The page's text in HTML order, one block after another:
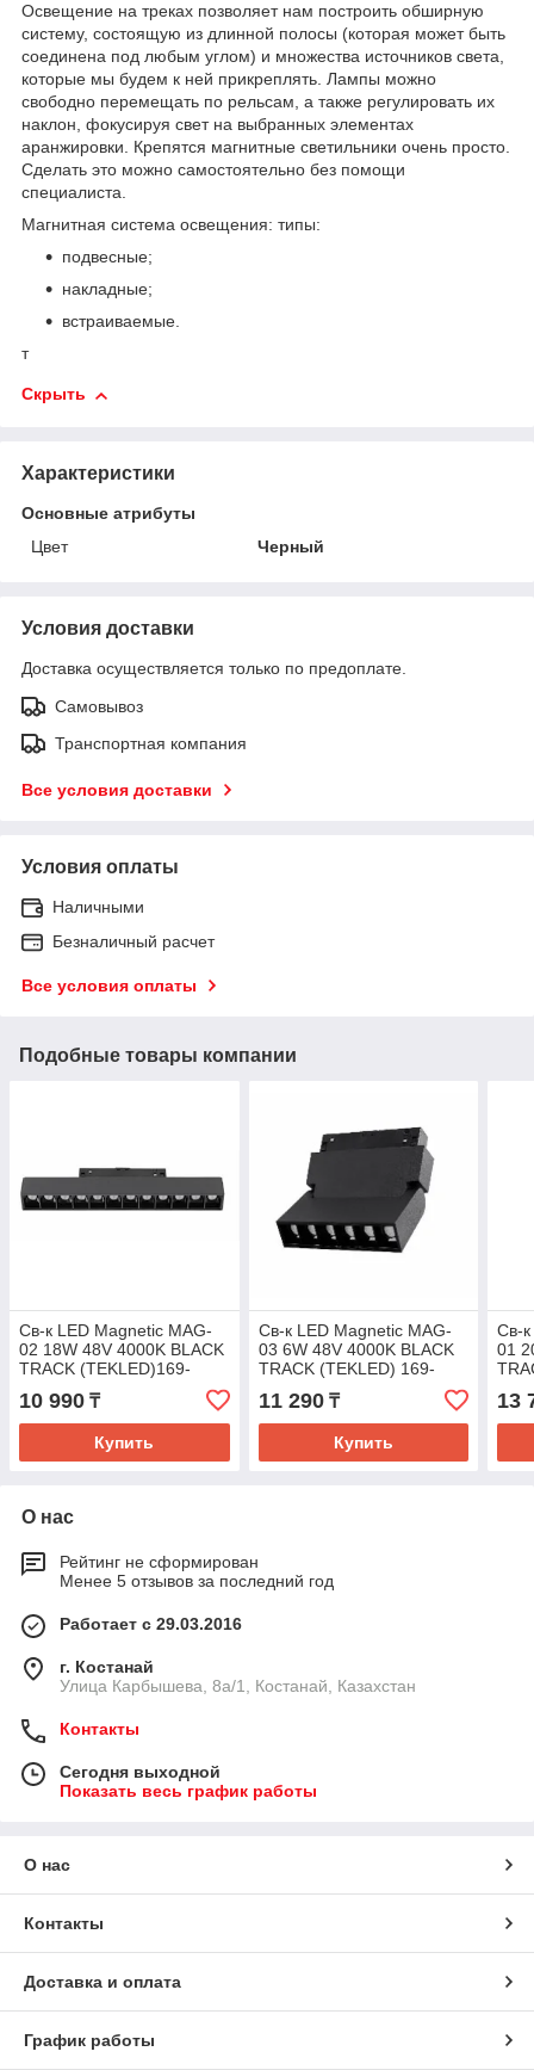
Освещение на треках позволяет нам построить обширную
систему, состоящую из длинной полосы (которая может быть
соединена под любым углом) и множества источников света,
которые мы будем к ней прикреплять. Лампы можно
свободно перемещать по рельсам, а также регулировать их
наклон, фокусируя свет на выбранных элементах
аранжировки. Крепятся магнитные светильники очень просто.
Сделать это можно самостоятельно без помощи
специалиста.
Магнитная система освещения: типы:
подвесные;
накладные;
встраиваемые.
т
Скрыть
Характеристики
Основные атрибуты
Цвет
Черный
Условия доставки
Доставка осуществляется только по предоплате.
Самовывоз
Транспортная компания
Все условия доставки
Условия оплаты
Наличными
Безналичный расчет
Все условия оплаты
Подобные товары компании
Св-к LED Magnetic MAG-
02 18W 48V 4000K BLACK
TRACK (TEKLED)169-
10 990 ₸
Купить
Св-к LED Magnetic MAG-
03 6W 48V 4000K BLACK
TRACK (TEKLED) 169-
11 290₸
Купить
Св-
01
13
О нас
Рейтинг не сформирован
Менее 5 отзывов за последний год
Работает с 29.03.2016
г. Костанай
Улица Карбышева, 8а/1, Костанай, Казахстан
Контакты
Сегодня выходной
Показать весь график работы
О нас
Контакты
Доставка и оплата
График работы